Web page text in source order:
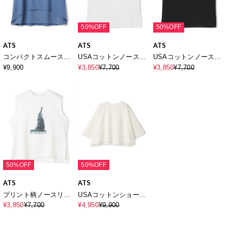
ATS
コンパクトスムースレ
イヤープルオーバー
¥9,900
50%OFF
ATS
USAコットンノースリ
ーブTシャツ
¥3,850¥7,700
50%OFF
ATS
USAコットンノースリ
ーブTシャツ
¥3,850¥7,700
50%OFF
ATS
プリント柄ノースリー
ブTシャツ
¥3,850¥7,700
50%OFF
ATS
USAコットンショート
丈Tシャツ
¥4,950¥9,900